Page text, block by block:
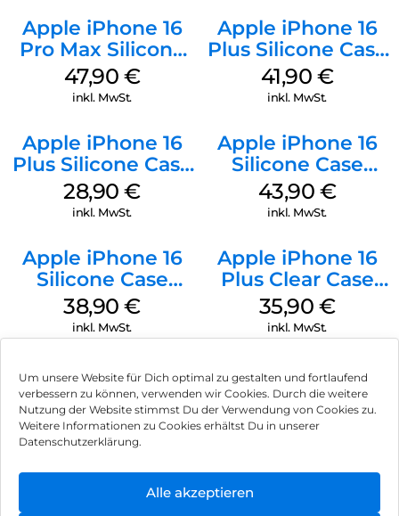
Um unsere Website für Dich optimal zu gestalten und fortlaufend
verbessern zu können, verwenden wir Cookies. Durch die weitere
Nutzung der Website stimmst Du der Verwendung von Cookies zu.
Weitere Informationen zu Cookies erhältst Du in unserer
Datenschutzerklärung.
Alle akzeptieren
Apple iPhone 16
Pro Max Silicone
Case MagSafe
Black
47,90 €
inkl. MwSt.
Apple iPhone 16
Plus Silicone Case
MagSafe Stone
Gray
41,90 €
inkl. MwSt.
Apple iPhone 16
Plus Silicone Case
MagSafe Black
28,90€
inkl. MwSt.
Apple iPhone 16
Silicone Case
MagSafe Plum
43,90 €
inkl. MwSt.
Apple iPhone 16
Silicone Case
MagSafe
Ultramarine
38,90€
inkl. MwSt.
Apple iPhone 16
Plus Clear Case
MagSafe
Transparent
35,90 €
inkl. MwSt.
Impressum